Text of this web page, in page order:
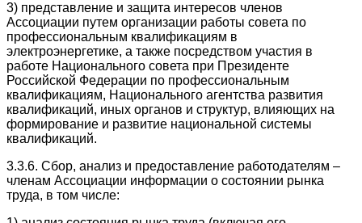
3) представление и защита интересов членов
Ассоциации путем организации работы совета по
профессиональным квалификациям в
электроэнергетике, а также посредством участия в
работе Национального совета при Президенте
Российской Федерации по профессиональным
квалификациям, Национального агентства развития
квалификаций, иных органов и структур, влияющих на
формирование и развитие национальной системы
квалификаций.
3.3.6. Сбор, анализ и предоставление работодателям –
членам Ассоциации информации о состоянии рынка
труда, в том числе: